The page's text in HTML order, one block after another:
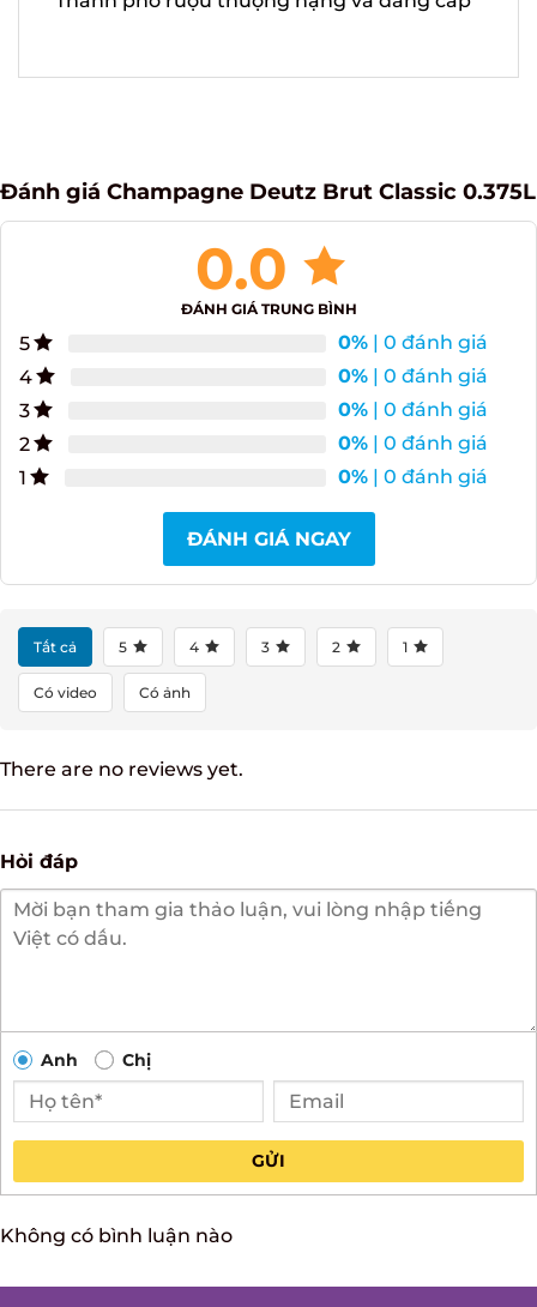
Đánh giá Champagne Deutz Brut Classic
5 0% | 0 đánh giá
4
0% | 0 đánh giá
0%| 0 đánh giá
0%| 0 đánh giá
ĐÁNH GIÁ NGAY
Có video Có ảnh
There are no reviews yet.
Hỏi đáp
Anh Chị